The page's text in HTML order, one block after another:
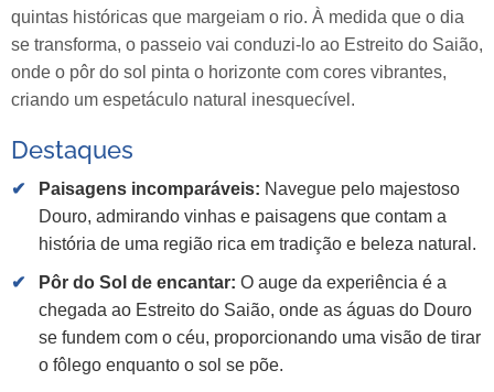
quintas históricas que margeiam o rio. À medida que o dia
se transforma, o passeio vai conduzi-lo ao Estreito do Saião,
onde o pôr do sol pinta o horizonte com cores vibrantes,
criando um espetáculo natural inesquecível.
Destaques
Paisagens incomparáveis: Navegue pelo majestoso
Douro, admirando vinhas e paisagens que contam a
história de uma região rica em tradição e beleza natural.
Pôr do Sol de encantar: O auge da experiência é a
chegada ao Estreito do Saião, onde as águas do Douro
se fundem com o céu, proporcionando uma visão de tirar
o fôlego enquanto o sol se põe.